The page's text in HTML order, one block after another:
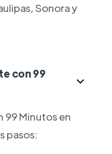
Sonora y
con 99
99 Minutos en
pasos: